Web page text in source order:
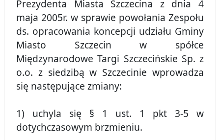
Prezydenta Miasta Szczecina z dnia 4
maja 2005r. w sprawie powołania Zespołu
ds. opracowania koncepcji udziału Gminy
Miasto Szczecin w spółce
Międzynarodowe Targi Szczecińskie Sp. z
o.o. z siedzibą w Szczecinie wprowadza
się następujące zmiany:
1) uchyla się § 1 ust. 1 pkt 3-5 w
dotychczasowym brzmieniu.